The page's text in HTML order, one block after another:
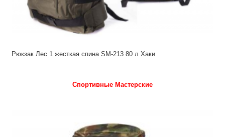
Рюкзак Лес 1 жесткая спина SM-213 80 л Хаки
Спортивные Мастерские